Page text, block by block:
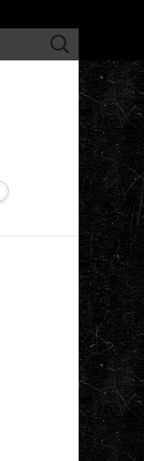
Пошук: